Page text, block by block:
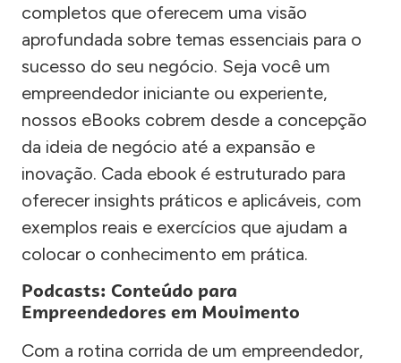
completos que oferecem uma visão
aprofundada sobre temas essenciais para o
sucesso do seu negócio. Seja você um
empreendedor iniciante ou experiente,
nossos eBooks cobrem desde a concepção
da ideia de negócio até a expansão e
inovação. Cada ebook é estruturado para
oferecer insights práticos e aplicáveis, com
exemplos reais e exercícios que ajudam a
colocar o conhecimento em prática.
Podcasts: Conteúdo para
Empreendedores em Movimento
Com a rotina corrida de um empreendedor,